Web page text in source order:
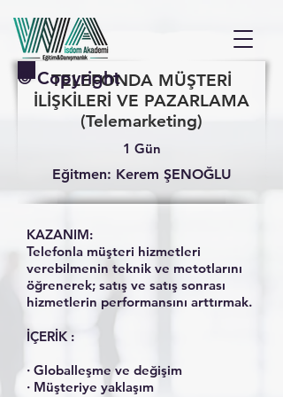
TELEFONDA MÜŞTERİ
İLİŞKİLERİ VE PAZARLAMA
(Telemarketing)
1 Gün
Eğitmen: Kerem ŞENOĞLU
KAZANIM:
Telefonla müşteri hizmetleri
verebilmenin teknik ve metotlarını
öğrenerek; satış ve satış sonrası
hizmetlerin performansını arttırmak.
İÇERİK :
· Globalleşme ve değişim
· Müşteriye yaklaşım
© Copyright